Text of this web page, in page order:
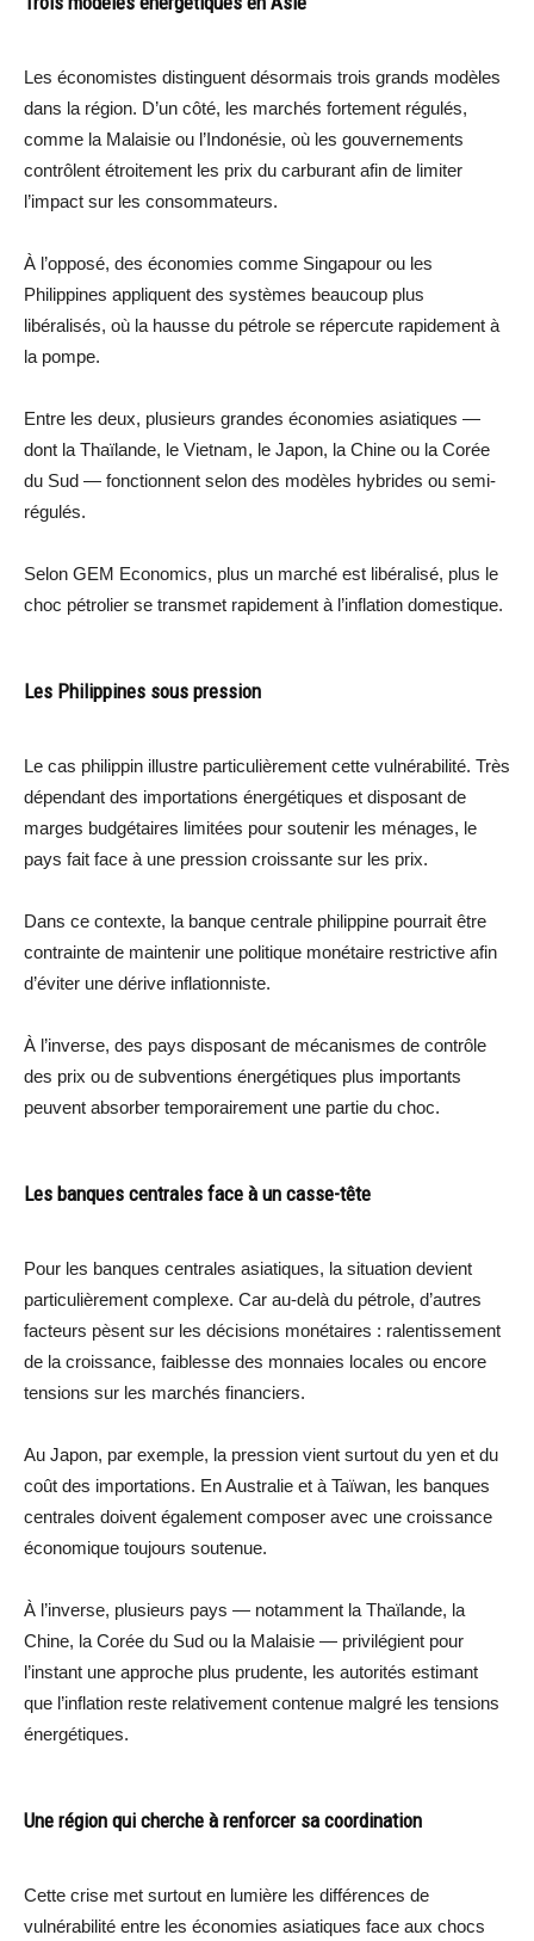
Les économistes distinguent désormais trois grands modèles
dans la région. D’un côté, les marchés fortement régulés,
comme la Malaisie ou l’Indonésie, où les gouvernements
contrôlent étroitement les prix du carburant afin de limiter
l’impact sur les consommateurs.
À l’opposé, des économies comme Singapour ou les
Philippines appliquent des systèmes beaucoup plus
libéralisés, où la hausse du pétrole se répercute rapidement à
la pompe.
Entre les deux, plusieurs grandes économies asiatiques —
dont la Thaïlande, le Vietnam, le Japon, la Chine ou la Corée
du Sud — fonctionnent selon des modèles hybrides ou semi-
régulés.
Selon GEM Economics, plus un marché est libéralisé, plus le
choc pétrolier se transmet rapidement à l’inflation domestique.
Les Philippines sous pression
Le cas philippin illustre particulièrement cette vulnérabilité. Très
dépendant des importations énergétiques et disposant de
marges budgétaires limitées pour soutenir les ménages, le
pays fait face à une pression croissante sur les prix.
Dans ce contexte, la banque centrale philippine pourrait être
contrainte de maintenir une politique monétaire restrictive afin
d’éviter une dérive inflationniste.
À l’inverse, des pays disposant de mécanismes de contrôle
des prix ou de subventions énergétiques plus importants
peuvent absorber temporairement une partie du choc.
Les banques centrales face à un casse-tête
Pour les banques centrales asiatiques, la situation devient
particulièrement complexe. Car au-delà du pétrole, d’autres
facteurs pèsent sur les décisions monétaires : ralentissement
de la croissance, faiblesse des monnaies locales ou encore
tensions sur les marchés financiers.
Au Japon, par exemple, la pression vient surtout du yen et du
coût des importations. En Australie et à Taïwan, les banques
centrales doivent également composer avec une croissance
économique toujours soutenue.
À l’inverse, plusieurs pays — notamment la Thaïlande, la
Chine, la Corée du Sud ou la Malaisie — privilégient pour
l’instant une approche plus prudente, les autorités estimant
que l’inflation reste relativement contenue malgré les tensions
énergétiques.
Une région qui cherche à renforcer sa coordination
Cette crise met surtout en lumière les différences de
vulnérabilité entre les économies asiatiques face aux chocs